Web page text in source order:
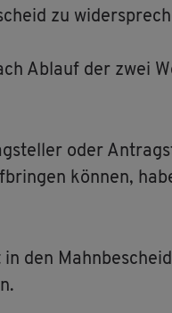
zu
Ab­lauf der zwei
oder
kön­nen,
den